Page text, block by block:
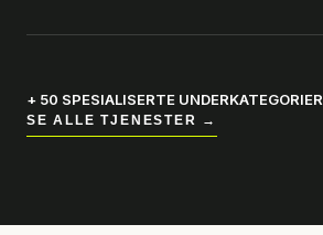
+ 50 SPESIALISERTE UNDERKATEGORIER
SE ALLE TJENESTER →